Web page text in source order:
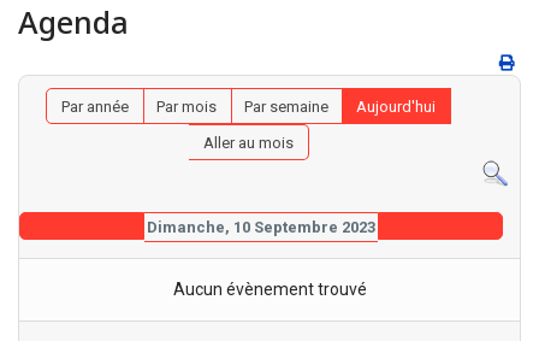
Agenda
Par année Par mois Par semaine
Aujourd'hui
Aller au mois
Dimanche, 10 Septembre 2023
Aucun évènement trouvé